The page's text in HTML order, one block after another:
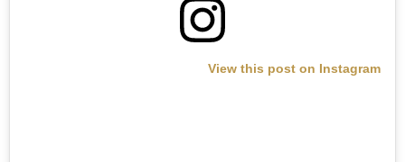
View this post on Instagram